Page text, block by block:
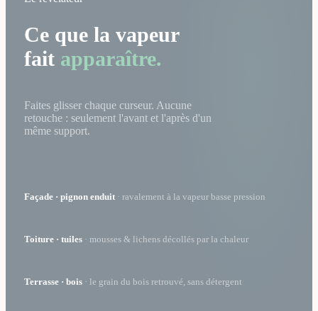
Ce que la vapeur
fait apparaître.
Faites glisser chaque curseur. Aucune
retouche : seulement l'avant et l'après d'un
même support.
Façade · pignon enduit · ravalement à la vapeur basse pression
AVANT APRÈS
Toiture · tuiles · mousses & lichens décollés par la chaleur
AVANT APRÈS
Terrasse · bois · le grain du bois retrouvé, sans détergent
AVANT APRÈS